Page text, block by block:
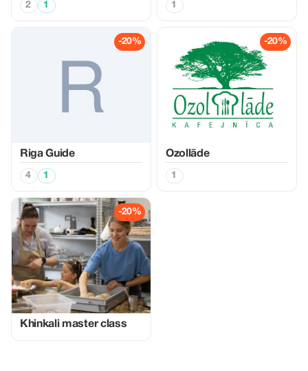
2 1 1
-20%
Riga Guide
4 1
-20%
Ozollāde
1
-20%
Khinkali master class